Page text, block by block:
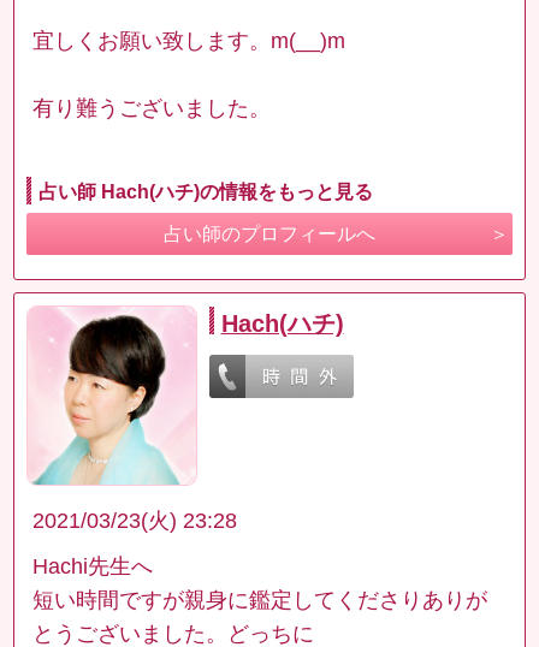
宜しくお願い致します。m(__)m
有り難うございました。
占い師 Hach(ハチ)の情報をもっと見る
占い師のプロフィールへ
Hach(ハチ)
2021/03/23(火) 23:28
Hachi先生へ
短い時間ですが親身に鑑定してくださりありが
とうございました。どっちに